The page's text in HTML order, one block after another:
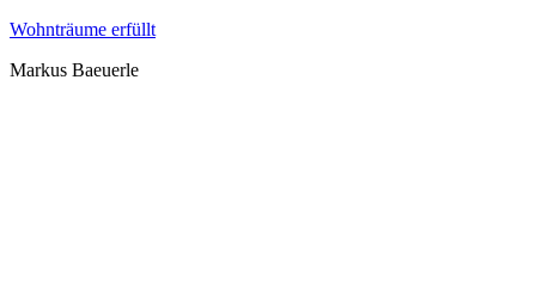
Wohnträume erfüllt
Markus Baeuerle